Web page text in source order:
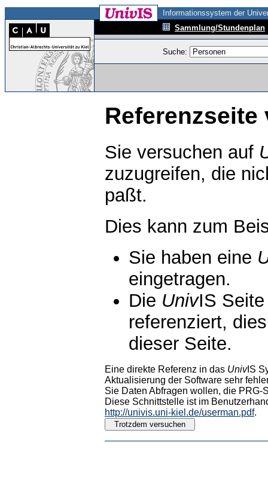
Informationssystem der
Sammlung/Stundenplan
Suche:
Referenzseite
Sie versuchen auf
zuzugreifen, die
paßt.
Dies kann zum
Sie haben eine
eingetragen.
Die UnivIS
referenziert,
dieser Seite.
Eine direkte Referenz in das UnivIS
Aktualisierung der Software sehr
Sie Daten Abfragen wollen, die PRG-
Diese Schnittstelle ist im
http://univis.uni-kiel.de/userman.pdf.